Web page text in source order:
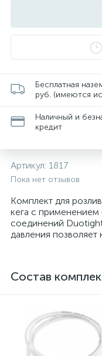
Бесплатная
руб. (имеются
Наличный и
кредит
Артикул: 1817
Пока нет отзывов
Комплект для
кега с
соединений
давления
Состав